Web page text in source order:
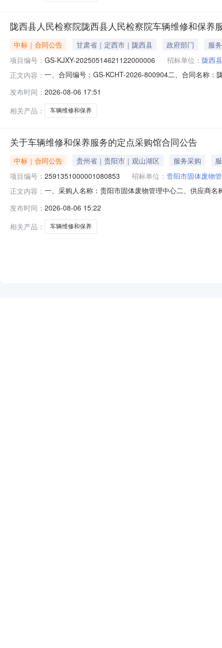
陇西县人民检察院陇西县人民检察院车辆维修和保养
中标｜合同公告 甘肃省｜定西市｜陇西县 政府部门
服务
项目编号： GS-KJXY-20250514621122000006 招标单位： 陇西
正文内容： 一、合同编号：GS-KCHT-2026-800904二、合同名称
方)：陇西县路达通汽车服务店地址：甘肃省定西市陇西
发布时间： 2026-08-06 17:51
相关产品：
车辆维修和保养
关于车辆维修和保养服务的定点采购馆合同公告
中标｜合同公告 贵州省｜贵阳市｜观山湖区 服务采购
项目编号： 2591351000001080853 招标单位： 贵阳市固体废物
正文内容： 一、采购人名称：贵阳市固体废物管理中心二、供应商
1.0047654765服务要求或标的基本概况：七、其它事项
山
发布时间： 2026-08-06 15:22
相关产品：
车辆维修和保养